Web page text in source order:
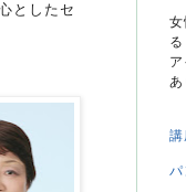
としたセ
女
あ
講
パ